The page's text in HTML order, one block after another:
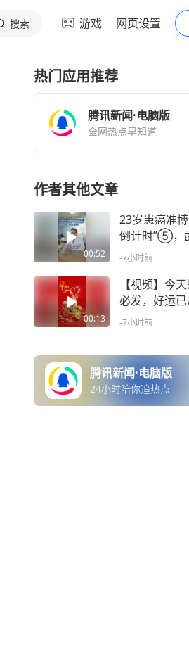
搜索 游戏 网页设置
热门应用推荐
腾讯新闻·电脑版
全网热点早知道
作者其他文章
00:52
23岁患癌准
倒计时”⑤，
医院教授杨肖
要适当运动
-7小时前
00:13
【视频】今
必发，好运
财气旺， 祝
马上发财。早
-7小时前
腾讯新闻·电脑版
24小时陪你追热点